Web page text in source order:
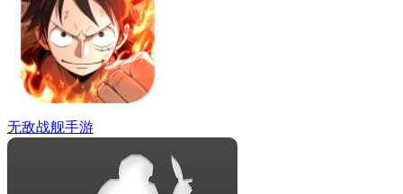
无敌战舰手游